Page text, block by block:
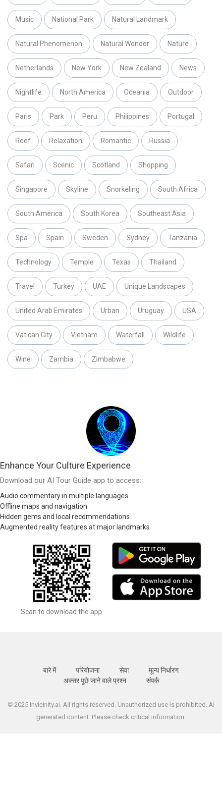
Music National Park Natural Landmark
Natural Phenomenon Natural Wonder Nature
Netherlands New York New Zealand News
Nightlife North America Oceania Outdoor
Paris Park Peru Philippines Portugal
Reef Relaxation Romantic Russia
Safari Scenic Scotland Shopping
Singapore Skyline Snorkeling South Africa
South America South Korea Southeast Asia
Spa Spain Sweden Sydney Tanzania
Technology Temple Texas Thailand
Travel Turkey UAE Unique Landscapes
United Arab Emirates Urban Uruguay USA
Vatican City Vietnam Waterfall Wildlife
Wine Zambia Zimbabwe
Enhance Your Culture Experience
Download our AI Tour Guide app to access:
Audio commentary in multiple languages
Offline maps and navigation
Hidden gems and local recommendations
Augmented reality features at major landmarks
Scan to download the app
बारे में परियोजना सेवा
मूल्य निर्धारण
अक्सर पूछे जाने वाले प्रश्न
संपर्क
© 2025 Invicinity.ai. All rights reserved. Unauthorized use is prohibited. AI
generated content. Please check critical information.